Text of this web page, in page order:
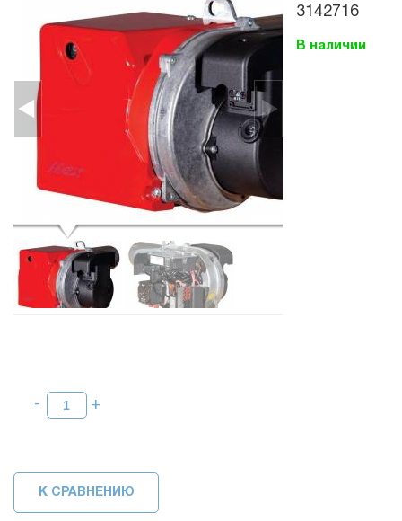
3142716
К СРАВНЕНИЮ
В наличии